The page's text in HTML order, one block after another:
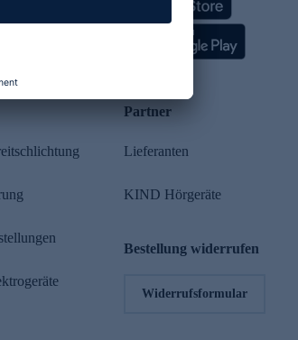
Partner
Lieferanten
KIND Hörgeräte
Bestellung widerrufen
Widerrufsformular